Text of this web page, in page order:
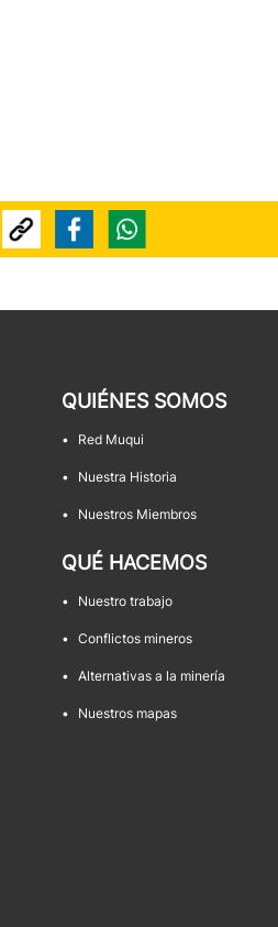
QUIÉNES SOMOS
• Red Muqui
• Nuestra Historia
• Nuestros Miembros
QUÉ HACEMOS
• Nuestro trabajo
• Conflictos mineros
• Alternativas a la minería
• Nuestros mapas